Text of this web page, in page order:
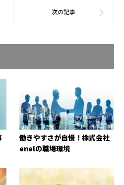
働きやすさが自慢！株式会社
enelの職場環境